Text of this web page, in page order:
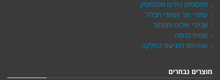
מחסומים ניידים מפלסטיק
עמודי תור ועמודי חבלול
אביזרי שילוט ותמחור
שטיח כניסה
שטיחים למניעת החלקה
מוצרים נבחרים